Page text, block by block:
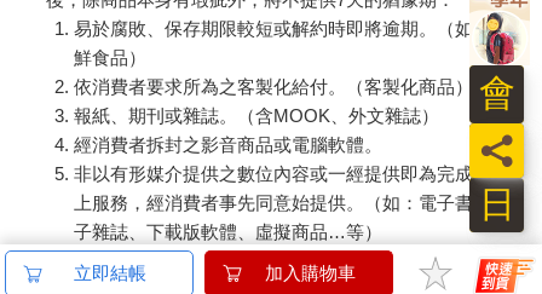
九歲時，他已經完成高中所有的數理課程，不再去上學。他
也曾嘗試修一門英語文學的課，但完全不及格，於是沒再繼續。
也因此，善祥至今沒有高中文憑。接著母親一方面安排他到加州
州立大學（California State University）繼續進修自然科學方面的
課程，一方面也開始尋找更適合他的大學。
默寫出莫扎特降E大調第一號交響曲
讓情況變得更複雜的是，善祥的興趣不僅止於自然科學，對
音樂也越來越有興趣。五歲時，他在自己那套百科全書裡看到幾
易於腐敗、保存期限較短或解約時即將逾期。（如：生
鮮食品）
依消費者要求所為之客製化給付。（客製化商品）
報紙、期刊或雜誌。（含MOOK、外文雜誌）
經消費者拆封之影音商品或電腦軟體。
非以有形媒介提供之數位內容或一經提供即為完成之線
上服務，經消費者事先同意始提供。（如：電子書、電
子雜誌、下載版軟體、虛擬商品…等）
已拆封之個人衛生用品。（如：內衣褲、刮鬍刀、除毛
立即結帳 加入購物車
日
員
會